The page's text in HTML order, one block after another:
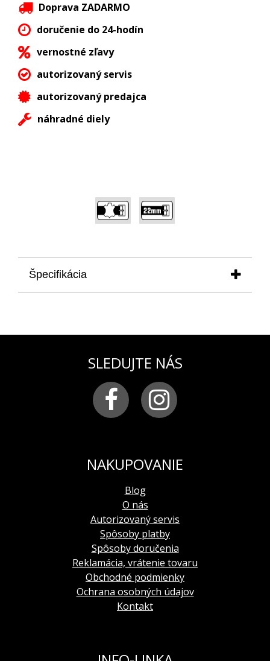
Doprava ZADARMO
doručenie do 24-hodín
vernostné zľavy
autorizovaný servis
autorizovaný predajca
náhradné diely
Špecifikácia
farba:šedá
22 mm
SLEDUJTE NÁS
NAKUPOVANIE
Blog
O nás
Autorizovaný servis
Spôsoby platby
Spôsoby doručenia
Reklamácia, vrátenie tovaru
Obchodné podmienky
Ochrana osobných údajov
Kontakt